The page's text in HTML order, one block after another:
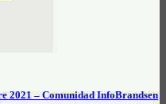
2021 – Comunidad InfoBrandsen